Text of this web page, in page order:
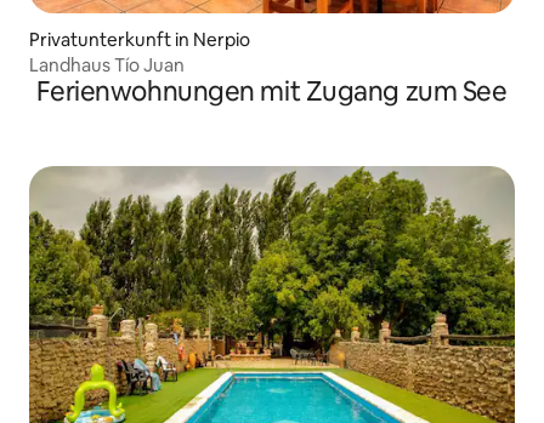
Privatunterkunft in Nerpio
Landhaus Tío Juan
Ferienwohnungen mit Zugang zum See